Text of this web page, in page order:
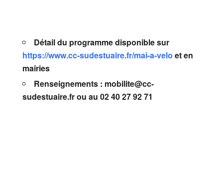
Détail du programme disponible sur
https://www.cc-sudestuaire.fr/mai-a-velo et en
mairies
Renseignements : mobilite@cc-
sudestuaire.fr ou au 02 40 27 92 71